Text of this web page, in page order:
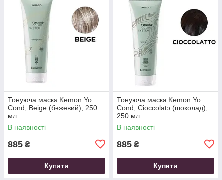
Тонуюча маска Kemon Yo
Cond, Beige (бежевий), 250
мл
В наявності
885 ₴
Купити
Тонуюча маска Kemon Yo
Cond, Cioccolato (шоколад),
250 мл
В наявності
885 ₴
Купити